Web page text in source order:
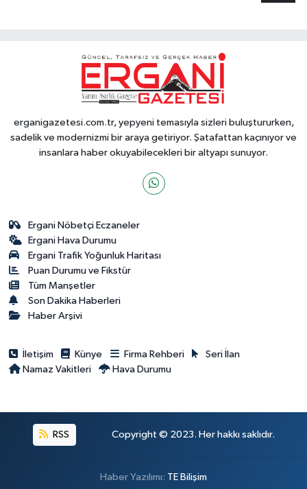
erganigazetesi.com.tr, yepyeni temasıyla sizleri buluştururken,
sadelik ve modernizmi bir araya getiriyor. Şatafattan kaçınıyor ve
insanlara haber okuyabilecekleri bir altyapı sunuyor.
Ergani Nöbetçi Eczaneler
Ergani Hava Durumu
Ergani Trafik Yoğunluk Haritası
Puan Durumu ve Fikstür
Tüm Manşetler
Son Dakika Haberleri
Haber Arşivi
İletişim Künye Firma Rehberi
Seri İlan
Namaz Vakitleri
Hava Durumu
RSS Copyright © 2023. Her hakkı saklıdır.
Haber Yazılımı: TE Bilişim